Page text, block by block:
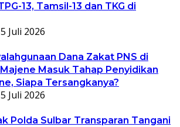
13, Tamsil-13 dan TKG di
Juli 2026
Dana Zakat PNS di
Masuk Tahap Penyidikan
Siapa Tersangkanya?
Juli 2026
Polda Sulbar Transparan Tangani